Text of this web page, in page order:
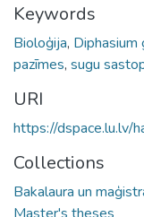
Keywords
Bioloģija, Diphasium
pazīmes, sugu
URI
https://dspace.lu.lv/
Collections
Bakalaura un